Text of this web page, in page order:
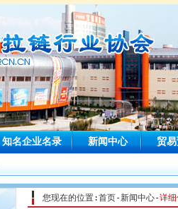
知名企业名录 新闻中心 贸
您现在的位置:首页-新闻中心-详